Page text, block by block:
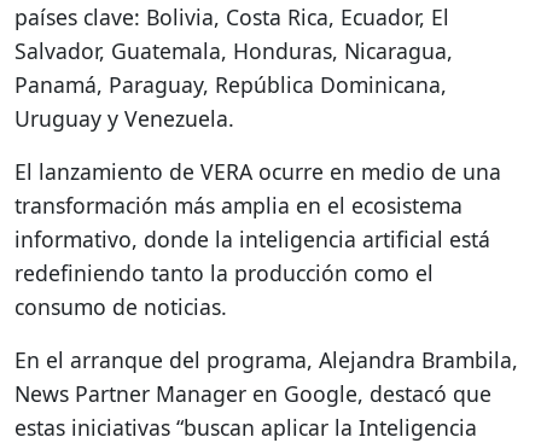
países clave: Bolivia, Costa Rica, Ecuador, El
Salvador, Guatemala, Honduras, Nicaragua,
Panamá, Paraguay, República Dominicana,
Uruguay y Venezuela.
El lanzamiento de VERA ocurre en medio de una
transformación más amplia en el ecosistema
informativo, donde la inteligencia artificial está
redefiniendo tanto la producción como el
consumo de noticias.
En el arranque del programa, Alejandra Brambila,
News Partner Manager en Google, destacó que
estas iniciativas “buscan aplicar la Inteligencia